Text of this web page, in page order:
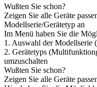
Wußten Sie schon?
Zeigen Sie alle Geräte
Modellserie/Gerätetyp an
Im Menü haben Sie die
1. Auswahl der Modellserie
2. Gerätetyps
umzuschalten
Wußten Sie schon?
Zeigen Sie alle Geräte